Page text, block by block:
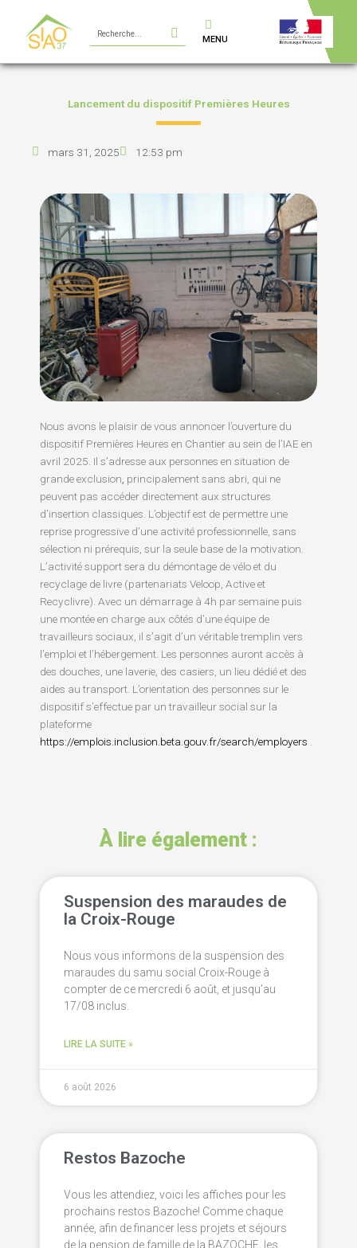
contenu
MENU
Lancement du dispositif Premières Heures
mars 31, 2025 12:53 pm
Nous avons le plaisir de vous annoncer l’ouverture du
dispositif Premières Heures en Chantier au sein de l’IAE en
avril 2025. Il s’adresse aux personnes en situation de
grande exclusion principalement sans abri, qui ne
peuvent pas accéder directement aux structures
d’insertion classiques. L’objectif est de permettre une
reprise progressive d’une activité professionnelle, sans
sélection ni prérequis, sur la seule base de la motivation.
L’activité support sera du démontage de vélo et du
recyclage de livre (partenariats Veloop, Active et
Recyclivre). Avec un démarrage à 4h par semaine puis
une montée en charge aux côtés d’une équipe de
travailleurs sociaux, il s’agit d’un véritable tremplin vers
l’emploi et l’hébergement. Les personnes auront accès à
des douches, une laverie, des casiers, un lieu dédié et des
aides au transport. L’orientation des personnes sur le
dispositif s’effectue par un travailleur social sur la
plateforme
https://emplois.inclusion.beta.gouv.fr/search/employers
À lire également :
Suspension des maraudes de
la Croix-Rouge
Nous vous informons de la suspension des
maraudes du samu social Croix-Rouge à
compter de ce mercredi 6 août, et jusqu’au
17/08 inclus.
LIRE LA SUITE »
6 août 2026
Restos Bazoche
Vous les attendiez, voici les affiches pour les
prochains restos Bazoche! Comme chaque
année, afin de financer less projets et séjours
de la pension de famille de la BAZOCHE, les